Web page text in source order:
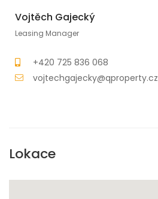
Vojtěch Gajecký
Leasing Manager
+420 725 836 068
vojtechgajecky@qproperty.cz
Lokace